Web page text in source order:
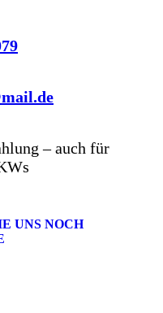
– auch für
UNS NOCH